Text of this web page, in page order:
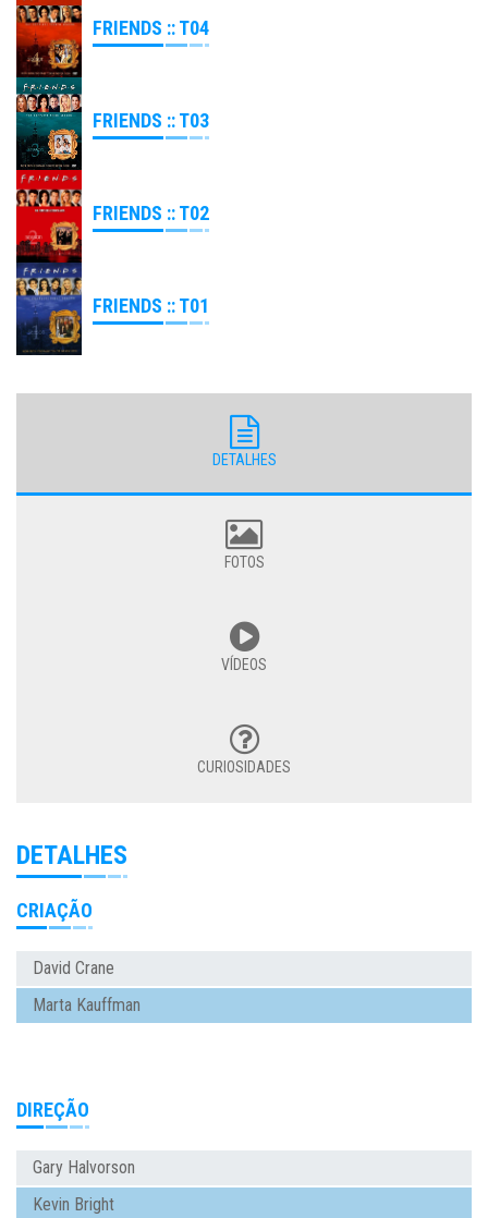
FRIENDS :: T04
FRIENDS :: T03
FRIENDS :: T02
FRIENDS :: T01
DETALHES
FOTOS
VÍDEOS
CURIOSIDADES
DETALHES
CRIAÇÃO
David Crane
Marta Kauffman
DIREÇÃO
Gary Halvorson
Kevin Bright